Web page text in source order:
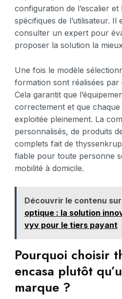
configuration de l’escalier et
spécifiques de l’utilisateur. Il
consulter un expert pour
proposer la solution la
Une fois le modèle
formation sont réalisées par
Cela garantit que
correctement et que
exploitée pleinement. La
personnalisés, de produits
complets fait de
fiable pour toute personne
mobilité à domicile.
Découvrir le contenu
optique : la solution
vyv pour le tiers payant
Pourquoi choisir
encasa plutôt
marque ?